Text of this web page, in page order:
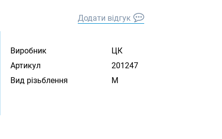
Додати відгук
Виробник
ЦК
Артикул
201247
Вид різьблення
M